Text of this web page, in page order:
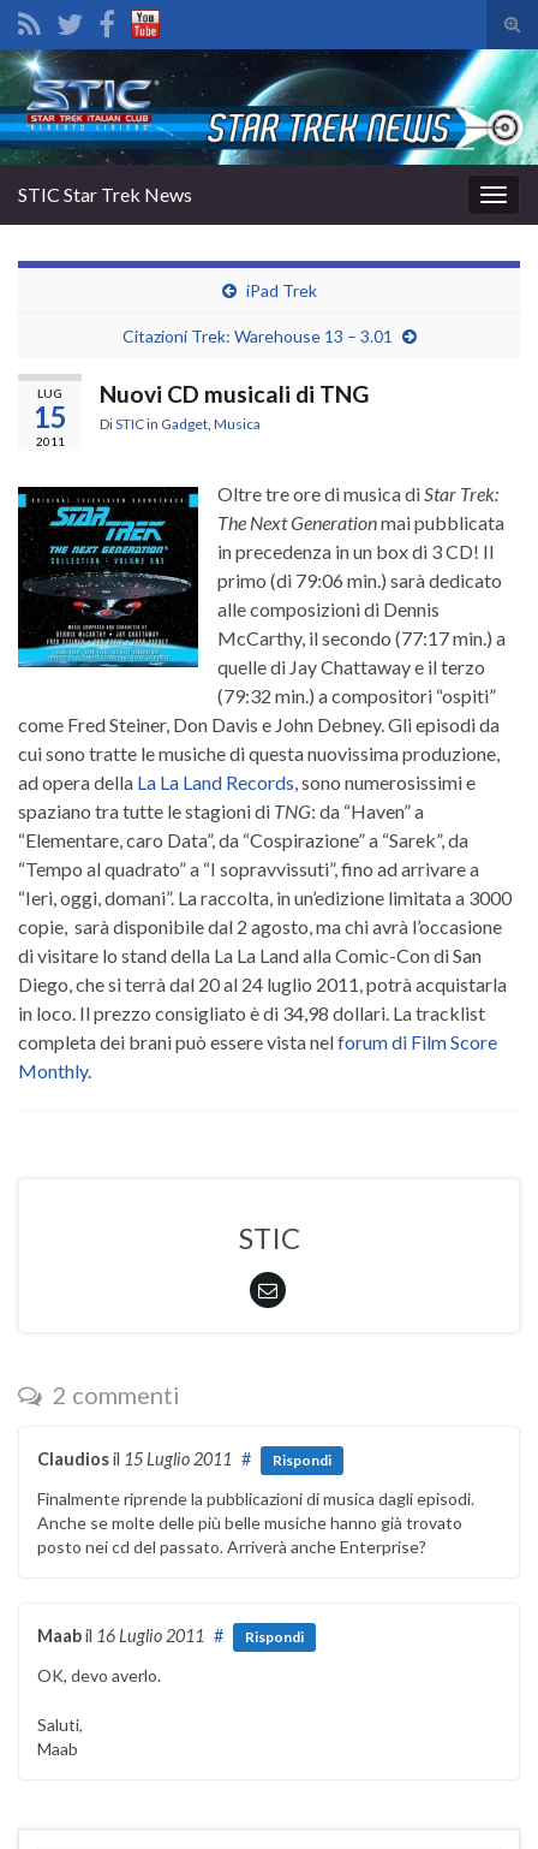
il
di
Search for:
la
STIC Star Trek News
iPad Trek
Citazioni Trek: Warehouse 13 – 3.01
LUG
15
2011
Nuovi CD musicali di TNG
DiSTICin Gadget Musica
Oltre tre ore di musica di Star Trek:
The Next Generationmai pubblicata
in precedenza in un box di 3 CD! Il
primo (di 79:06 min.) sarà dedicato
alle composizioni di Dennis
McCarthy, il secondo (77:17 min.) a
quelle di Jay Chattaway e il terzo
(79:32 min.) a compositori “ospiti”
come Fred Steiner, Don Davis e John Debney. Gli episodi da
cui sono tratte le musiche di questa nuovissima produzione,
ad opera della La La Land Records , sono numerosissimi e
spaziano tra tutte le stagioni di TNG: da “Haven” a
“Elementare, caro Data”, da “Cospirazione” a “Sarek”, da
“Tempo al quadrato” a “I sopravvissuti”, fino ad arrivare a
“Ieri, oggi, domani”. La raccolta, in un’edizione limitata a 3000
copie, sarà disponibile dal 2 agosto, ma chi avrà l’occasione
di visitare lo stand della La La Land alla Comic-Con di San
Diego, che si terrà dal 20 al 24 luglio 2011, potrà acquistarla
in loco. Il prezzo consigliato è di 34,98 dollari. La tracklist
completa dei brani può essere vista nelforum di Film Score
Monthly.
STIC
2 commenti
Claudiosil 15 Luglio 2011 # Rispondi
Finalmente riprende la pubblicazioni di musica dagli episodi.
Anche se molte delle più belle musiche hanno già trovato
posto nei cd del passato. Arriverà anche Enterprise?
Maabil 16 Luglio 2011 # Rispondi
OK, devo averlo.
Saluti,
Maab